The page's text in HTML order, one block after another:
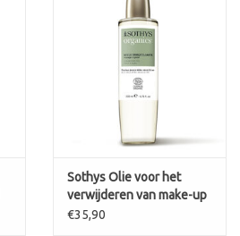
Sothys Olie voor het
verwijderen van make-up
van gezicht en ogen
€35,90